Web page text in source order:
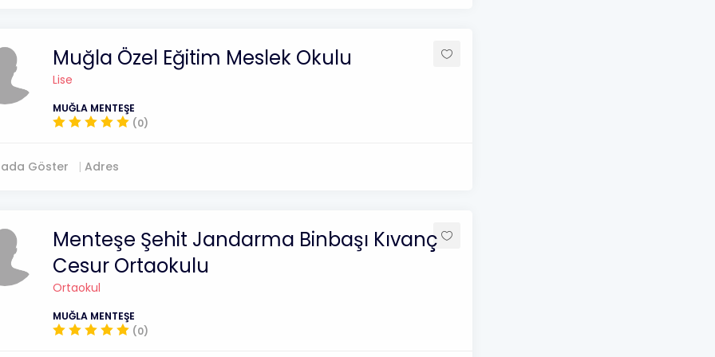
Muğla Özel Eğitim Meslek Okulu
Lise
MUĞLA MENTEŞE
(0)
Göster Adres
Menteşe Şehit Jandarma Binbaşı Kıvanç
Cesur Ortaokulu
Ortaokul
MUĞLA MENTEŞE
(0)